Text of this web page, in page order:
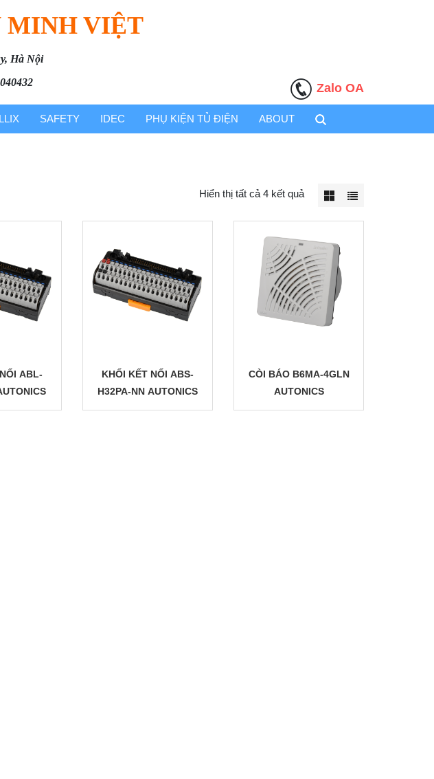
MINH VIỆT
Hà Nội
Zalo OA
SAFETY IDEC PHỤ KIỆN TỦ ĐIỆN ABOUT
Hiển thị tất cả 4 kết quả
ABL-
KHỐI KẾT NỐI ABS-
H32PA-NN AUTONICS
CÒI BÁO B6MA-4GLN
AUTONICS